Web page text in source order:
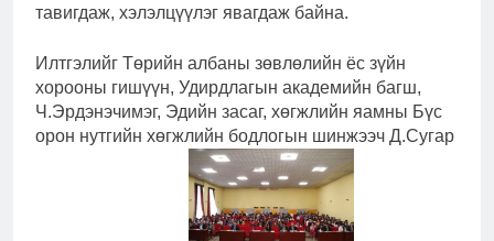
тавигдаж, хэлэлцүүлэг явагдаж байна.
Илтгэлийг Төрийн албаны зөвлөлийн ёс зүйн
хорооны гишүүн, Удирдлагын академийн багш,
Ч.Эрдэнэчимэг, Эдийн засаг, хөгжлийн яамны Бүс
орон нутгийн хөгжлийн бодлогын шинжээч Д.Сугар